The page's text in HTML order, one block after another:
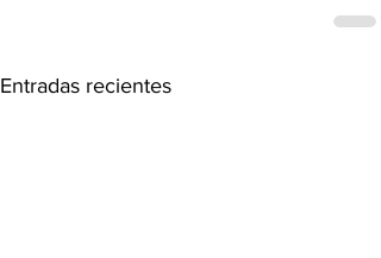
Entradas recientes